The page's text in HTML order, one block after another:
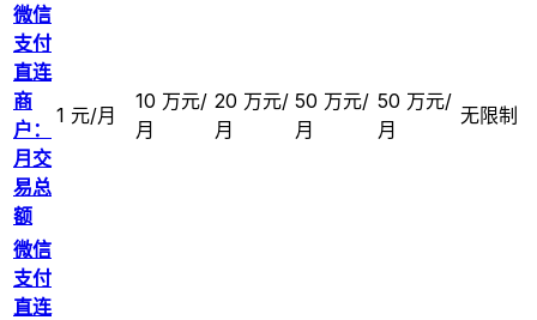
微信
支付
直连
商
户：
月交
易总
额
1 元/月
10 万元/
月
20 万元/
月
50 万元/
月
50 万元/
月
无限制
微信
支付
直连